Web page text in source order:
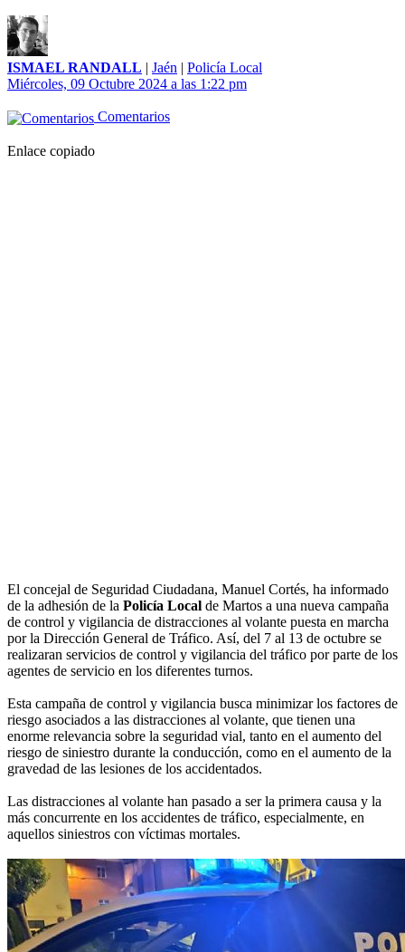
ISMAEL RANDALL | Jaén | Policía Local
Miércoles, 09 Octubre 2024 a las 1:22 pm
Comentarios
Enlace copiado
El concejal de Seguridad Ciudadana, Manuel Cortés, ha informado
de la adhesión de la Policía Local de Martos a una nueva campaña
de control y vigilancia de distracciones al volante puesta en marcha
por la Dirección General de Tráfico. Así, del 7 al 13 de octubre se
realizaran servicios de control y vigilancia del tráfico por parte de los
agentes de servicio en los diferentes turnos.
Esta campaña de control y vigilancia busca minimizar los factores de
riesgo asociados a las distracciones al volante, que tienen una
enorme relevancia sobre la seguridad vial, tanto en el aumento del
riesgo de siniestro durante la conducción, como en el aumento de la
gravedad de las lesiones de los accidentados.
Las distracciones al volante han pasado a ser la primera causa y la
más concurrente en los accidentes de tráfico, especialmente, en
aquellos siniestros con víctimas mortales.